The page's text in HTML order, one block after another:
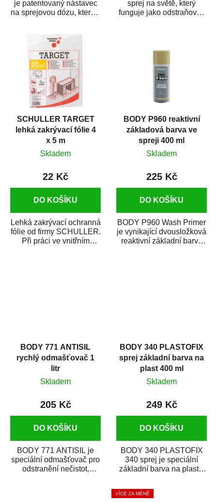
je patentovaný nástavec
na sprejovou dózu, který ji
sprej na světě, který
funguje jako odstraňovač
SCHULLER TARGET
lehká zakrývací fólie 4
x 5 m
Skladem
22 Kč
DO KOŠÍKU
Lehká zakrývací ochranná
fólie od firmy SCHULLER.
Při práci ve vnitřním
BODY P960 reaktivní
základová barva ve
spreji 400 ml
Skladem
225 Kč
DO KOŠÍKU
BODY P960 Wash Primer
je vynikající dvousložková
reaktivní základní barva
BODY 771 ANTISIL
rychlý odmašťovač 1
litr
Skladem
205 Kč
DO KOŠÍKU
BODY 771 ANTISIL je
speciální odmašťovač pro
odstranění nečistot,
BODY 340 PLASTOFIX
sprej základní barva na
plast 400 ml
Skladem
249 Kč
DO KOŠÍKU
BODY 340 PLASTOFIX
340 sprej je speciální
základní barva na plasty,
vrchních...
VÍCE ZA MÉNĚ